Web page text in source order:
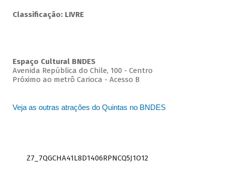
Classificação: LIVRE
Espaço Cultural BNDES
Avenida República do Chile, 100 - Centro
Próximo ao metrô Carioca - Acesso B
Veja as outras atrações do Quintas no BNDES
Z7_7QGCHA41L8D1406RPNCQ5J1O12